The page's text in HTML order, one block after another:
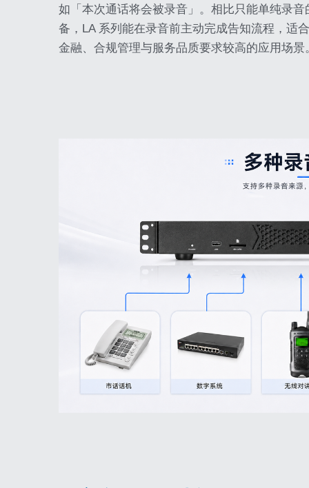
如「本次通话将会被录音」。相比只能单纯录音
备，LA 系列能在录音前主动完成告知流程，适
金融、合规管理与服务品质要求较高的应用场景